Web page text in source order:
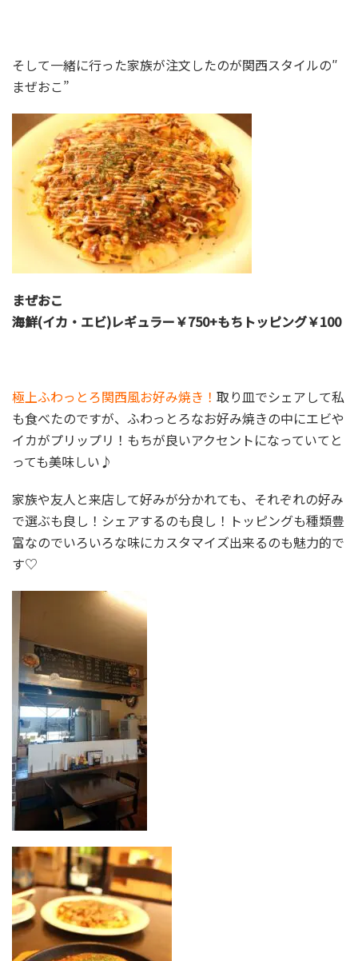
そして一緒に行った家族が注文したのが関西スタイルの″
まぜおこ”
まぜおこ
海鮮(イカ・エビ)レギュラー￥750+もちトッピング￥100
極上ふわっとろ関西風お好み焼き！ 取り皿でシェアして私
も食べたのですが、ふわっとろなお好み焼きの中にエビや
イカがプリップリ！もちが良いアクセントになっていてと
っても美味しい♪
家族や友人と来店して好みが分かれても、それぞれの好み
で選ぶも良し！シェアするのも良し！トッピングも種類豊
富なのでいろいろな味にカスタマイズ出来るのも魅力的で
す♡